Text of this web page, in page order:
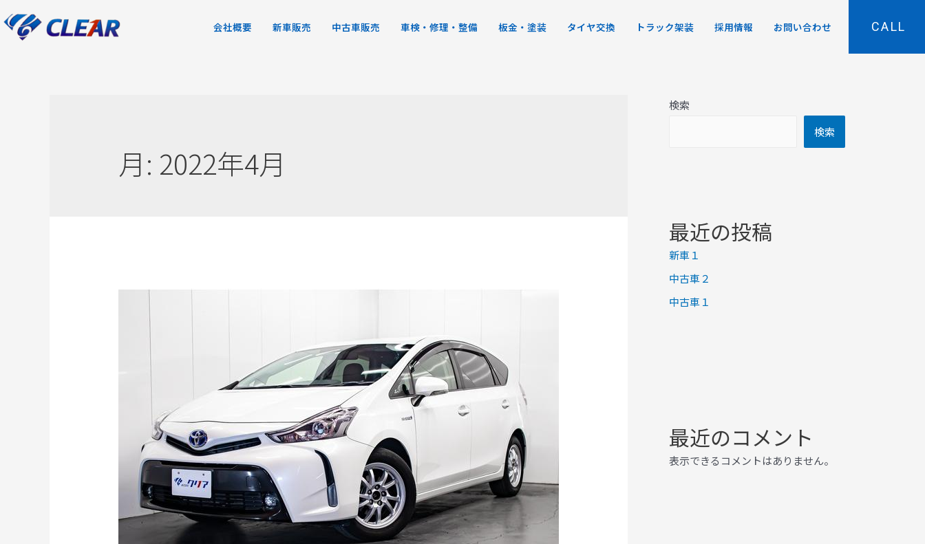
会社概要 新車販売 中古車販売 車検・修理・整備 板金・塗装 タイヤ交換 トラック架装 採用情報 お問い合わせ CALL
月: 2022年4月
検索
検索
最近の投稿
新車１
中古車２
中古車１
最近のコメント
表示できるコメントはありません。